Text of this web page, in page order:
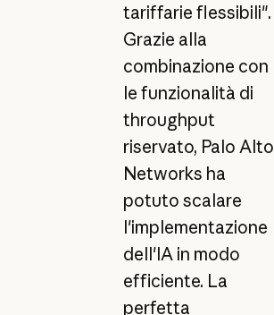
tariffarie flessibili".
Grazie alla
combinazione con
le funzionalità di
throughput
riservato, Palo Alto
Networks ha
potuto scalare
l'implementazione
dell'IA in modo
efficiente. La
perfetta